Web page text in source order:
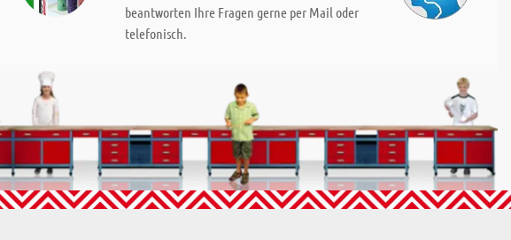
beantworten Ihre Fragen gerne per Mail oder
telefonisch.